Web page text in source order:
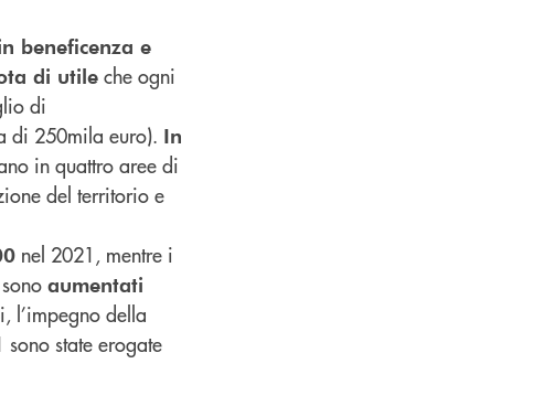
beneficenza e
di utile che ogni
di
di 250mila euro). In
in quattro aree di
del territorio e
nel 2021, mentre i
sono aumentati
l’impegno della
state erogate